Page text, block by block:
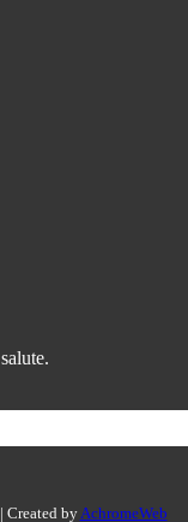
| Created byAchromeWeb